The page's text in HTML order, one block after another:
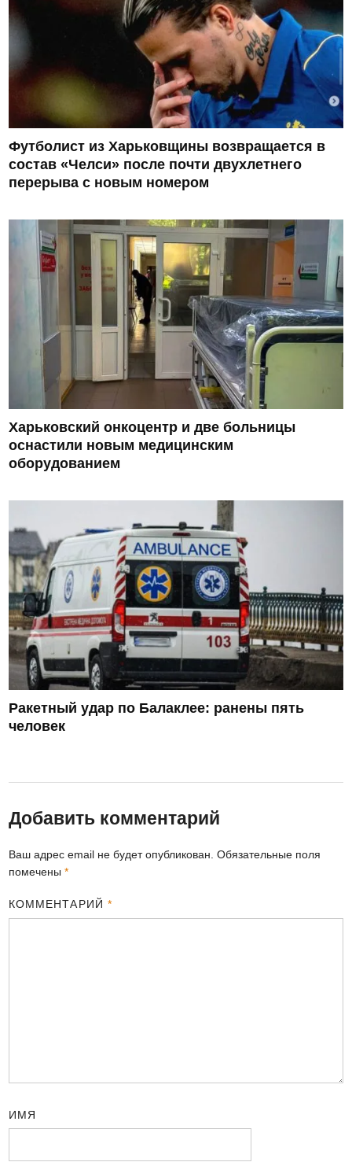
Футболист из Харьковщины возвращается в
состав «Челси» после почти двухлетнего
перерыва с новым номером
Харьковский онкоцентр и две больницы
оснастили новым медицинским
оборудованием
Ракетный удар по Балаклее: ранены пять
человек
Добавить комментарий
Ваш адрес email не будет опубликован. Обязательные поля
помечены*
КОММЕНТАРИЙ *
ИМЯ